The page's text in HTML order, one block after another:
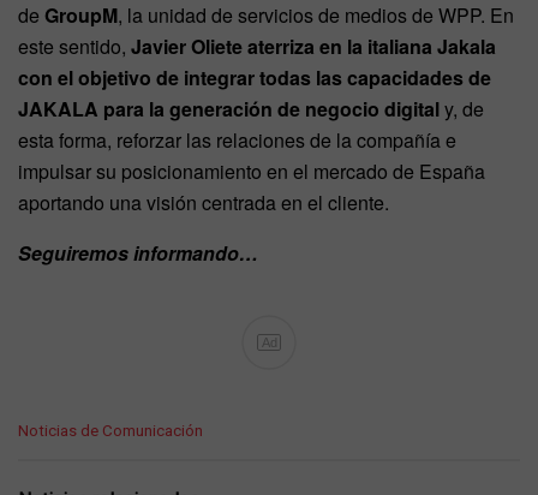
de GroupM, la unidad de servicios de medios de WPP. En
este sentido, Javier Oliete aterriza en la italiana Jakala
con el objetivo de integrar todas las capacidades de
JAKALA para la generación de negocio digitaly, de
esta forma, reforzar las relaciones de la compañía e
impulsar su posicionamiento en el mercado de España
aportando una visión centrada en el cliente.
Seguiremos informando…
Ad
C
Noticias de Comunicación